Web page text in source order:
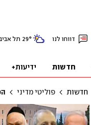
דווחו לנו 29° תל
חדשות ידיעות+
חדשות פוליטי מדיני